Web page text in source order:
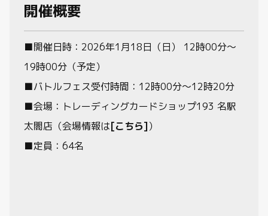
開催概要
■開催日時：2026年1月18日（日） 12時00分～
19時00分（予定）
■バトルフェス受付時間：12時00分～12時20分
■会場：トレーディングカードショップ193 名駅
太閤店（会場情報は[こちら]）
■定員：64名